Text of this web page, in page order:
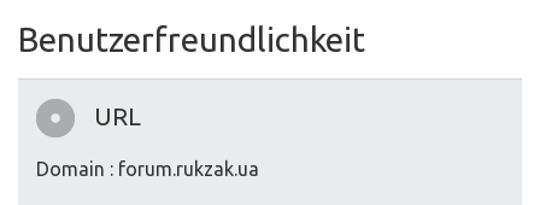
Benutzerfreundlichkeit
URL
Domain : forum.rukzak.ua